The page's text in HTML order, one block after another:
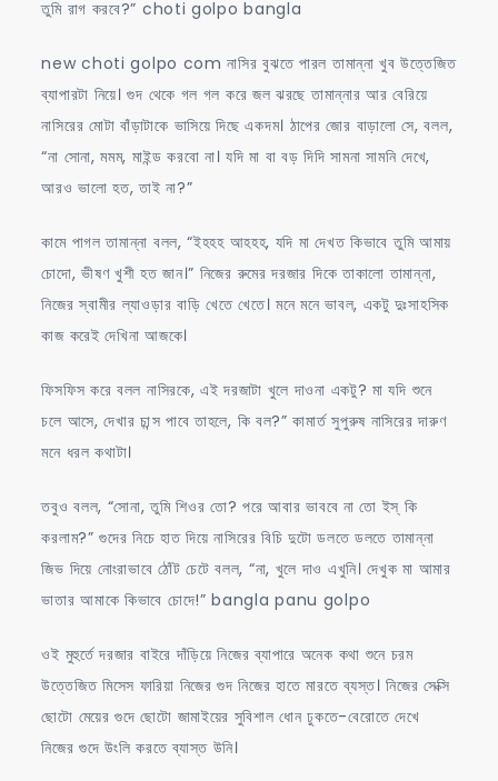
তুমি রাগ করবে?” choti golpo bangla
new choti golpo com নাসির বুঝতে পারল তামান্না খুব উত্তেজিত
ব্যাপারটা নিয়ে। গুদ থেকে গল গল করে জল ঝরছে তামান্নার আর বেরিয়ে
নাসিরের মোটা বাঁড়াটাকে ভাসিয়ে দিছে একদম। ঠাপের জোর বাড়ালো সে, বলল,
“না সোনা, মমম, মাইন্ড করবো না। যদি মা বা বড় দিদি সামনা সামনি দেখে,
আরও ভালো হত, তাই না?”
কামে পাগল তামান্না বলল, “ইহহহ আহহহ, যদি মা দেখত কিভাবে তুমি আমায়
চোদো, ভীষণ খুশী হত জান।” নিজের রুমের দরজার দিকে তাকালো তামান্না,
নিজের স্বামীর ল্যাওড়ার বাড়ি খেতে খেতে। মনে মনে ভাবল, একটু দুঃসাহসিক
কাজ করেই দেখিনা আজকে।
ফিসফিস করে বলল নাসিরকে, এই দরজাটা খুলে দাওনা একটু? মা যদি শুনে
চলে আসে, দেখার চান্স পাবে তাহলে, কি বল?” কামার্ত সুপুরুষ নাসিরের দারুণ
মনে ধরল কথাটা।
তবুও বলল, “সোনা, তুমি শিওর তো? পরে আবার ভাববে না তো ইস্ কি
করলাম?” গুদের নিচে হাত দিয়ে নাসিরের বিচি দুটো ডলতে ডলতে তামান্না
জিভ দিয়ে নোংরাভাবে ঠোঁট চেটে বলল, “না, খুলে দাও এখুনি। দেখুক মা আমার
ভাতার আমাকে কিভাবে চোদে!” bangla panu golpo
ওই মুহুর্তে দরজার বাইরে দাঁড়িয়ে নিজের ব্যাপারে অনেক কথা শুনে চরম
উত্তেজিত মিসেস ফারিয়া নিজের গুদ নিজের হাতে মারতে ব্যস্ত। নিজের সেক্সি
ছোটো মেয়ের গুদে ছোটো জামাইয়ের সুবিশাল ধোন ঢুকতে-বেরোতে দেখে
নিজের গুদে উংলি করতে ব্যাস্ত উনি।